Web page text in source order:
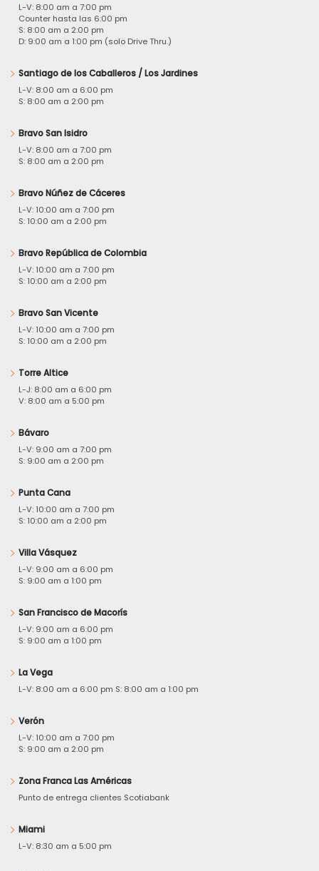
L-V: 8:00 am a 7:00 pm
Counter hasta las 6:00 pm
S: 8:00 am a 2:00 pm
D: 9:00 am a 1:00 pm (solo Drive Thru.)
Santiago de los Caballeros / Los Jardines
L-V: 8:00 am a 6:00 pm
S: 8:00 am a 2:00 pm
Bravo San Isidro
L-V: 8:00 am a 7:00 pm
S: 8:00 am a 2:00 pm
Bravo Núñez de Cáceres
L-V: 10:00 am a 7:00 pm
S: 10:00 am a 2:00 pm
Bravo República de Colombia
L-V: 10:00 am a 7:00 pm
S: 10:00 am a 2:00 pm
Bravo San Vicente
L-V: 10:00 am a 7:00 pm
S: 10:00 am a 2:00 pm
Torre Altice
L-J: 8:00 am a 6:00 pm
V: 8:00 am a 5:00 pm
Bávaro
L-V: 9:00 am a 7:00 pm
S: 9:00 am a 2:00 pm
Punta Cana
L-V: 10:00 am a 7:00 pm
S: 10:00 am a 2:00 pm
Villa Vásquez
L-V: 9:00 am a 6:00 pm
S: 9:00 am a 1:00 pm
San Francisco de Macorís
L-V: 9:00 am a 6:00 pm
S: 9:00 am a 1:00 pm
La Vega
L-V: 8:00 am a 6:00 pm S: 8:00 am a 1:00 pm
Verón
L-V: 10:00 am a 7:00 pm
S: 9:00 am a 2:00 pm
Zona Franca Las Américas
Punto de entrega clientes Scotiabank
Miami
L-V: 8:30 am a 5:00 pm